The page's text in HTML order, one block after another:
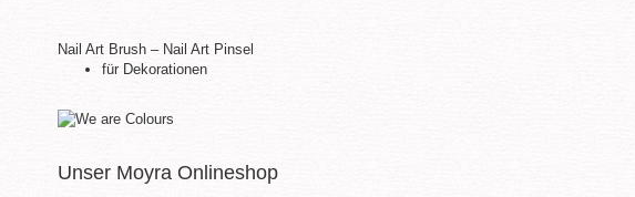
Nail Art Brush – Nail Art Pinsel
für Dekorationen
Unser Moyra Onlineshop